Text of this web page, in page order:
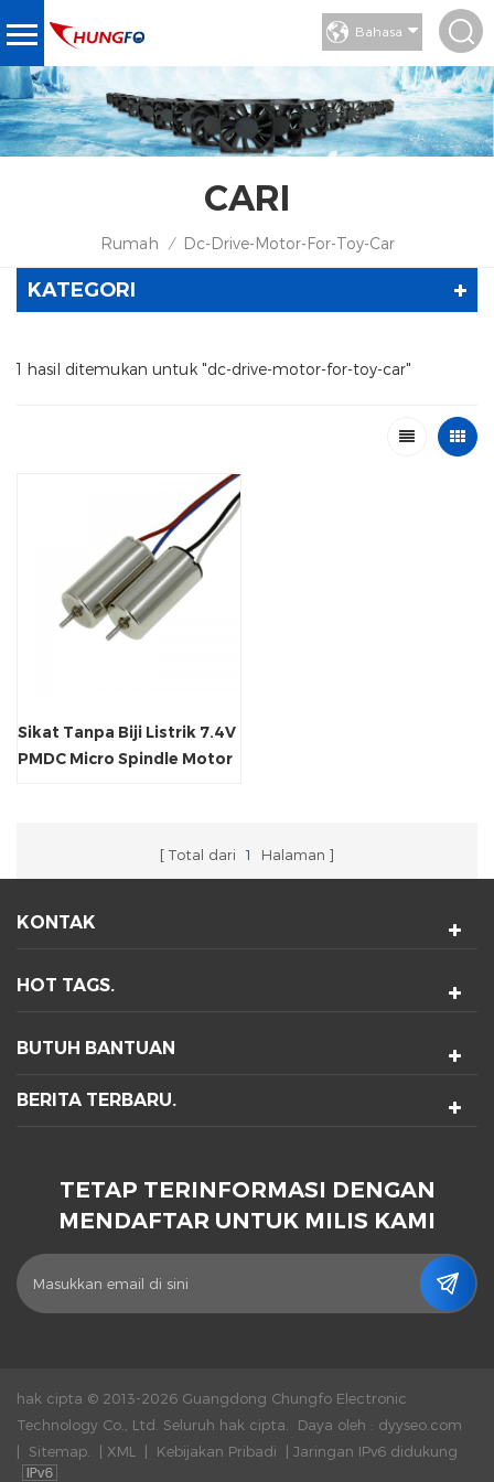
Bahasa
CARI
Rumah / Dc-Drive-Motor-For-Toy-Car
KATEGORI
1 hasil ditemukan untuk "dc-drive-motor-for-toy-car"
Sikat Tanpa Biji Listrik 7.4V
PMDC Micro Spindle Motor
Total dari 1 Halaman
KONTAK
HOT TAGS.
BUTUH BANTUAN
BERITA TERBARU.
TETAP TERINFORMASI DENGAN
MENDAFTAR UNTUK MILIS KAMI
hak cipta © 2013-2026 Guangdong Chungfo Electronic
Technology Co., Ltd. Seluruh hak cipta.
Daya oleh : dyyseo.com
| Sitemap. | XML | Kebijakan Pribadi | Jaringan IPv6 didukung